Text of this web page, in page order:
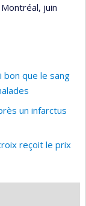
juin
que le sang
un infarctus
reçoit le prix